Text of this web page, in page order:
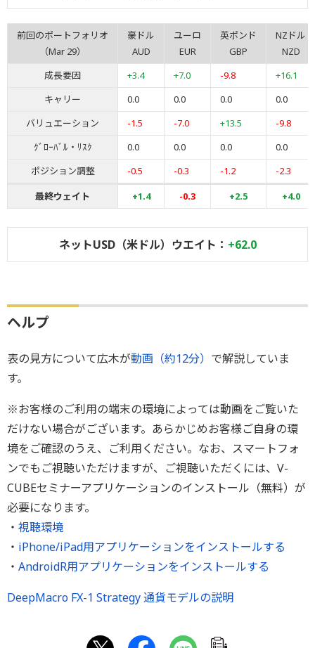
前回のポートフォリオ
（Mar 29）
豪ドル
AUD
ユーロ
EUR
英ポンド
GBP
NZドル
NZD
成長要因
+3.4 +7.0 -9.8
+16.1
キャリー
0.0 0.0 0.0
0.0
バリュエーション
-1.5 -7.0 +13.5
-9.8
ｸﾞﾛｰﾊﾞﾙ・ﾘｽｸ
0.0 0.0 0.0
0.0
ポジション調整
-0.5 -0.3 -1.2
-2.3
最終ウェイト
+1.4 -0.3 +2.5 +4.0
ネットUSD（米ドル）ウエイト： +62.0
ヘルプ
表の見方について広木が動画（約12分） で解説していま
す。
※お客様のご利用の端末の環境によっては動画をご覧いた
だけない場合がございます。あらかじめお客様ご自身の環
境をご確認のうえ、ご利用ください。なお、スマートフォ
ンでもご視聴いただけますが、ご視聴いただくには、V-
CUBEセミナーアプリケーションのインストール（無料）が
必要になります。
・ 視聴環境
・ iPhone/iPad用アプリケーションをインストールする
・ AndroidR用アプリケーションをインストールする
DeepMacro FX-1 Strategy 通貨モデルの説明